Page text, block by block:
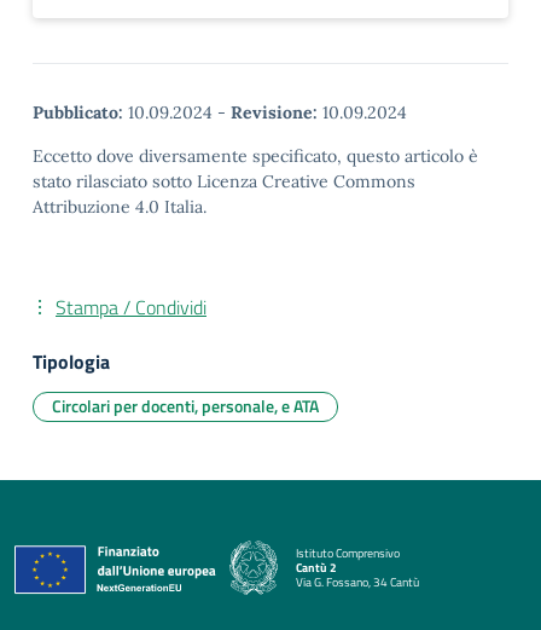
Pubblicato: 10.09.2024 - Revisione: 10.09.2024
Eccetto dove diversamente specificato, questo articolo è
stato rilasciato sotto Licenza Creative Commons
Attribuzione 4.0 Italia.
Stampa / Condividi
Tipologia
Circolari per docenti, personale, e ATA
Istituto Comprensivo
Cantù 2
Via G. Fossano, 34 Cantù
— Visita la pagina iniziale della scuola